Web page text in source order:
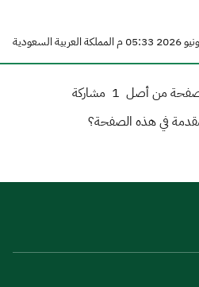
من أصل 1 مشاركة
في هذه الصفحة؟